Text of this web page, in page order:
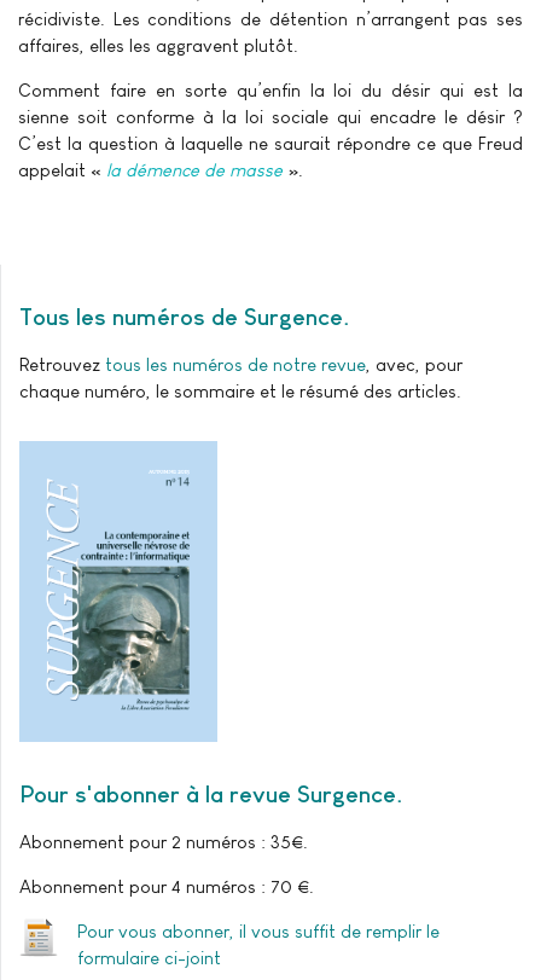
récidiviste. Les conditions de détention n’arrangent pas ses
affaires, elles les aggravent plutôt.
Comment faire en sorte qu’enfin la loi du désir qui est la
sienne soit conforme à la loi sociale qui encadre le désir ?
C’est la question à laquelle ne saurait répondre ce que Freud
appelait « la démence de masse ».
Tous les numéros de Surgence
Retrouvez tous les numéros de notre revue , avec, pour
chaque numéro, le sommaire et le résumé des articles.
Pour s'abonner à la revue Surgence
Abonnement pour 2 numéros : 35€.
Abonnement pour 4 numéros : 70 €.
Pour vous abonner, il vous suffit de remplir le
formulaire ci-joint